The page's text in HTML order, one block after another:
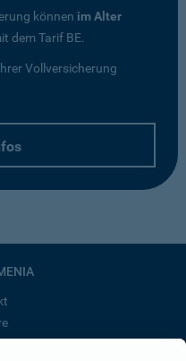
können im Alter
dem Tarif BE.
Vollversicherung